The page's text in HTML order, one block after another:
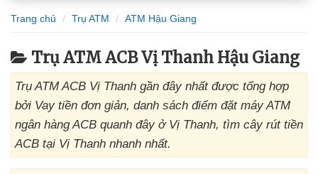
Trang chủ Trụ ATM ATM Hậu Giang
Trụ ATM ACB Vị Thanh Hậu Giang
Trụ ATM ACB Vị Thanh gần đây nhất được tổng hợp
bởi Vay tiền đơn giản, danh sách điểm đặt máy ATM
ngân hàng ACB quanh đây ở Vị Thanh, tìm cây rút tiền
ACB tại Vị Thanh nhanh nhất.